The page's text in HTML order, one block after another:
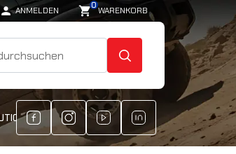
 ANMELDEN shopping_cart0WARENKORB
SUCHE
MIT MONTAGESYSTEM IN EINEM